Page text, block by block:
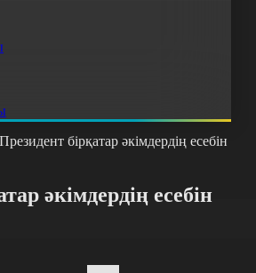
Президент бірқатар әкімдердің есебін
әкімдердің есебін